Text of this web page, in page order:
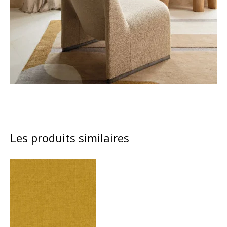
Les produits similaires